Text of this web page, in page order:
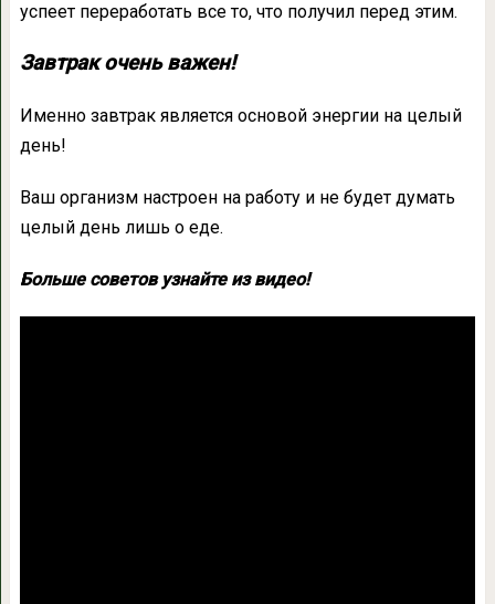
успеет переработать все то, что получил перед этим.
Завтрак очень важен!
Именно завтрак является основой энергии на целый
день!
Ваш организм настроен на работу и не будет думать
целый день лишь о еде.
Больше советов узнайте из видео!